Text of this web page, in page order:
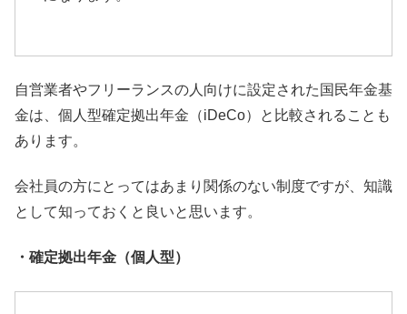
自営業者やフリーランスの人向けに設定された国民年金基
金は、 個人型確定拠出年金（iDeCo）と比較されることも
あります。
会社員の方にとってはあまり関係のない制度ですが、 知識
として知っておくと良いと思います。
・確定拠出年金（個人型）